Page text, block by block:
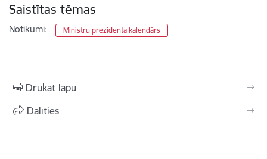
Saistītas tēmas
Notikumi: Ministru prezidenta kalendārs
Drukāt lapu
Dalīties